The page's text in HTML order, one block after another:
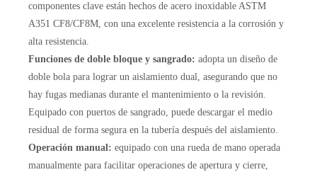
componentes clave están hechos de acero inoxidable ASTM
A351 CF8/CF8M, con una excelente resistencia a la corrosión y
alta resistencia.
Funciones de doble bloque y sangrado: adopta un diseño de
doble bola para lograr un aislamiento dual, asegurando que no
hay fugas medianas durante el mantenimiento o la revisión.
Equipado con puertos de sangrado, puede descargar el medio
residual de forma segura en la tubería después del aislamiento.
Operación manual: equipado con una rueda de mano operada
manualmente para facilitar operaciones de apertura y cierre,